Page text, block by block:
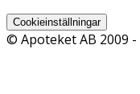
Cookieinställningar
© Apoteket AB 2009 -